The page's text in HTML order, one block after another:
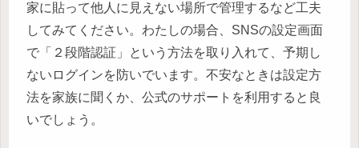
家に貼って他人に見えない場所で管理するなど工夫
してみてください。わたしの場合、SNSの設定画面
で「２段階認証」という方法を取り入れて、予期し
ないログインを防いでいます。不安なときは設定方
法を家族に聞くか、公式のサポートを利用すると良
いでしょう。